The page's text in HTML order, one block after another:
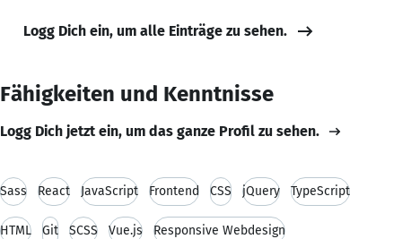
Logg Dich ein, um alle Einträge zu sehen.
Fähigkeiten und Kenntnisse
Logg Dich jetzt ein, um das ganze Profil zu sehen.
Sass React JavaScript Frontend CSS jQuery TypeScript
HTML Git SCSS Vue.js Responsive Webdesign